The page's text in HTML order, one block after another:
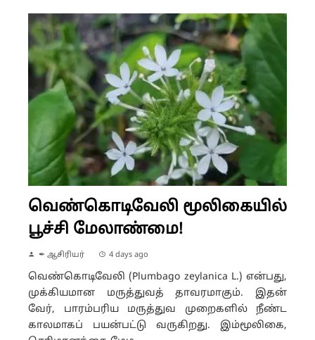
வெண்கொடிவேலி மூலிகையில்
பூச்சி மேலாண்மை!
✒ ஆசிரியர் 4 days ago
வெண்கொடிவேலி (Plumbago zeylanica L.) என்பது,
முக்கியமான மருத்துவத் தாவரமாகும். இதன்
வேர், பாரம்பரிய மருத்துவ முறைகளில் நீண்ட
காலமாகப் பயன்பட்டு வருகிறது. இம்மூலிகை,